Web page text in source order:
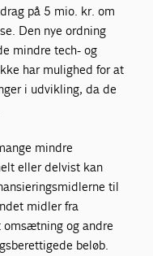
på 5 mio. kr. om
Den nye ordning
mindre tech- og
har mulighed for at
i udvikling, da de
mindre
eller delvist kan
til
midler fra
omsætning og andre
beløb.